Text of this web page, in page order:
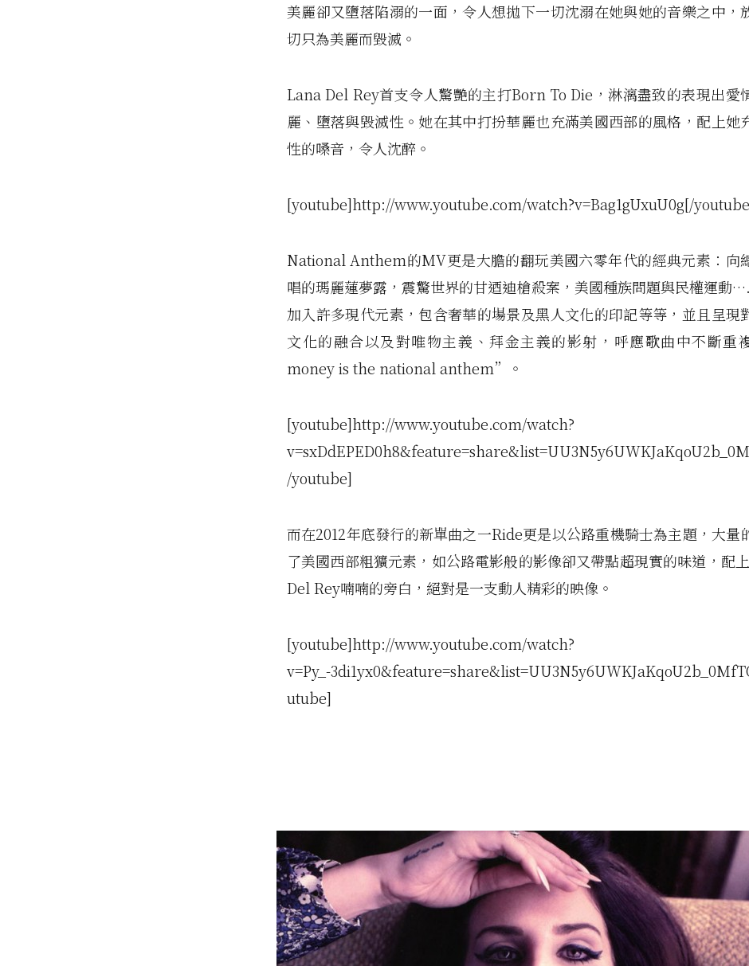
美麗卻又墮落陷溺的一面，令人想拋下一切沈溺在她與她的音樂之中，
切只為美麗而毀滅。
Lana Del Rey首支令人驚艷的主打Born To Die，淋漓盡致的表現出愛
麗、墮落與毀滅性。她在其中打扮華麗也充滿美國西部的風格，配上她
性的嗓音，令人沈醉。
[youtube]http://www.youtube.com/watch?v=Bag1gUxuU0g[/
National Anthem的MV更是大膽的翻玩美國六零年代的經典元素：向
唱的瑪麗蓮夢露，震驚世界的甘迺迪槍殺案，美國種族問題與民權運動
加入許多現代元素，包含奢華的場景及黑人文化的印記等等，並且呈現
文化的融合以及對唯物主義、拜金主義的影射，呼應歌曲中不斷重
money is the national anthem”。
[youtube]http://www.youtube.com/watch?
/youtube]
而在2012年底發行的新單曲之一Ride更是以公路重機騎士為主題，大量
了美國西部粗獷元素，如公路電影般的影像卻又帶點超現實的味道，配
Del Rey喃喃的旁白，絕對是一支動人精彩的映像。
[youtube]http://www.youtube.com/watch?
v=Py_-
utube]